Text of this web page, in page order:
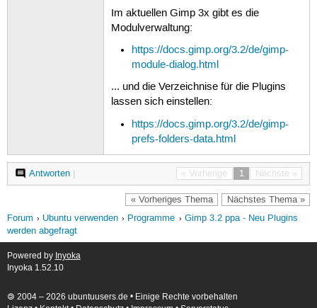
Im aktuellen Gimp 3x gibt es die
Modulverwaltung:
https://docs.gimp.org/3.2/de/gimp-
module-dialog.html
... und die Verzeichnise für die Plugins
lassen sich einstellen:
https://docs.gimp.org/3.2/de/gimp-
prefs-folders-data.html
« Vorherige 1 Nächste »
Antworten|
« Vorheriges Thema Nächstes Thema »
Forum Ubuntu verwenden Programme
Gimp 3.2 ppa - Neu Plugins
werden abgefragt
Powered by Inyoka
Inyoka 1.52.10
🄯 2004 – 2026 ubuntuusers.de • Einige Rechte vorbehalten